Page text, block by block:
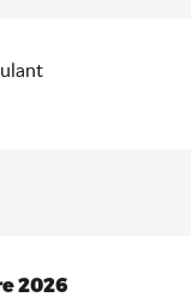
décembre 2026
2026